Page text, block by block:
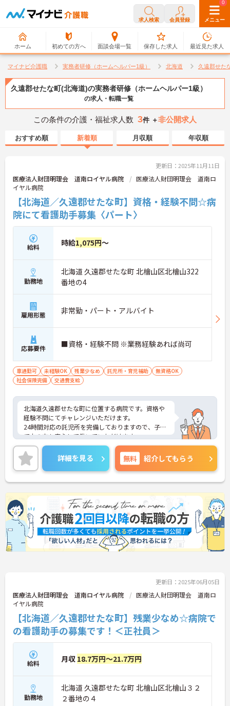
求人検索 会員登録 メニュー
ホーム 初めての方へ 面談会場一覧
0
保存した求人
0
最近見た求人
マイナビ介護職 実務者研修（ホームヘルパー1級） 北海道 久遠郡せた
久遠郡せたな町(北海道)の実務者研修（ホームヘルパー1級）
の求人・転職一覧
この条件の介護・福祉求人数 3件 ＋非公開求人
おすすめ順 新着順 月収順 年収順
更新日：2025年11月11日
医療法人財団明理会 道南ロイヤル病院
医療法人財団明理会 道南ロ
イヤル病院
【北海道／久遠郡せたな町】資格・経験不問☆病
院にて看護助手募集〈パート〉
給料 時給1,075円～
勤務地
北海道 久遠郡せたな町 北檜山区北檜山322
番地の4
雇用形態 非常勤・パート・アルバイト
応募要件 ■資格・経験不問 ※業務経験あれば尚可
車通勤可 未経験OK 残業少なめ 託児所・育児補助
無資格OK
社会保険完備
交通費支給
北海道久遠郡せたな町に位置する病院です。資格や
経験不問にてチャレンジいただけます。
24時間対応の託児所を完備しておりますので、子育
て中の方も安心して働いていただけます。
ご興味のある方には、面接対策ポイントなど、さら
に詳細をお話しいたしますのでお気軽にご相談くだ
さい！
詳細を見る 無料 紹介してもらう
更新日：2025年06月05日
医療法人財団明理会 道南ロイヤル病院
医療法人財団明理会 道南ロ
イヤル病院
【北海道／久遠郡せたな町】残業少なめ☆病院で
の看護助手の募集です！＜正社員＞
給料 月収 18.7万円～21.7万円
勤務地
北海道 久遠郡せたな町 北檜山区北檜山３２
２番地の４